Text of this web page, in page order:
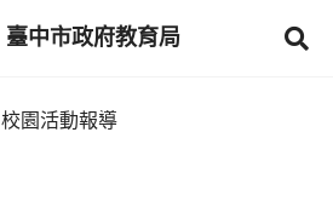
臺中市政府教育局
校園活動報導